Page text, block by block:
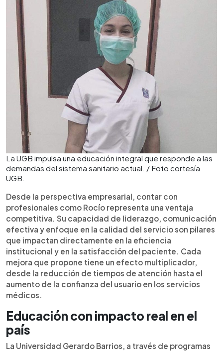
La UGB impulsa una educación integral que responde a las
demandas del sistema sanitario actual. / Foto cortesía
UGB.
Desde la perspectiva empresarial, contar con
profesionales como Rocío representa una ventaja
competitiva. Su capacidad de liderazgo, comunicación
efectiva y enfoque en la calidad del servicio son pilares
que impactan directamente en la eficiencia
institucional y en la satisfacción del paciente. Cada
mejora que propone tiene un efecto multiplicador,
desde la reducción de tiempos de atención hasta el
aumento de la confianza del usuario en los servicios
médicos.
Educación con impacto real en el
país
La Universidad Gerardo Barrios, a través de programas